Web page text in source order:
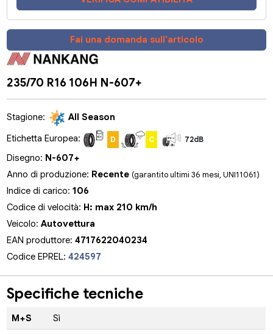
Fai una domanda sull'articolo
235/70 R16 106H N-607+
Stagione:
All Season
Etichetta Europea:
D C 72dB
Disegno: N-607+
Anno di produzione: Recente(garantito ultimi 36 mesi, UNI11061)
Indice di carico:106
Codice di velocità: H: max 210 km/h
Veicolo:Autovettura
EAN produttore:4717622040234
Codice EPREL:424597
Specifiche tecniche
M+S Sì